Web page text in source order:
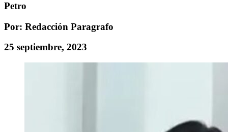
Petro
Por: Redacción Paragrafo
25 septiembre, 2023